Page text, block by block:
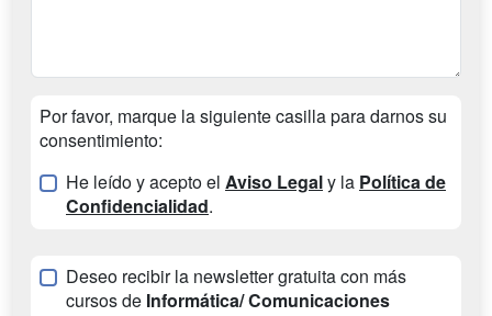
Por favor, marque la siguiente casilla para darnos su
consentimiento:
He leído y acepto el Aviso Legaly la Política de
Confidencialidad.
Deseo recibir la newsletter gratuita con más
cursos de Informática/ Comunicaciones